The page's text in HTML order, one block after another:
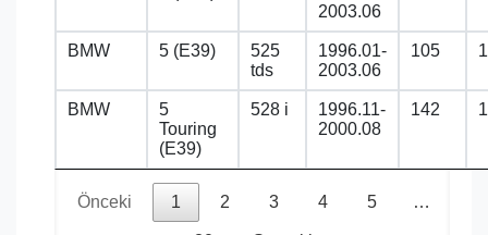
2003.06
BMW 5 (E39)
525
tds
1996.01-
2003.06
105
BMW
5
Touring
(E39)
528 i
1996.11-
2000.08
142
Önceki 1 2 3 4 5 …